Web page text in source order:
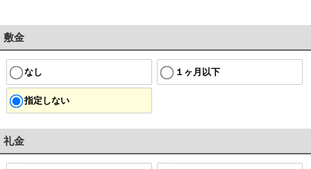
敷金
なし １ヶ月以下
指定しない
礼金